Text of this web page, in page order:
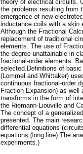
theory of electrical circuits.
the problems resulting from
emergence of new
inductance coils with a skin
Although the Fractional
replacement of traditional
elements. The use of
the degree unattainable in
fractional-order elements.
selected.Definitions of
(Lommel and Whittaker)
continuous fractional-order
Fraction Expansion) as
transforms in the form of
the Riemann-Liouville and
The concept of a
presented. The main
differential equations
equations (long line).The
experiments.)